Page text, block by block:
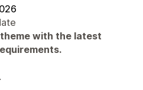
with the latest